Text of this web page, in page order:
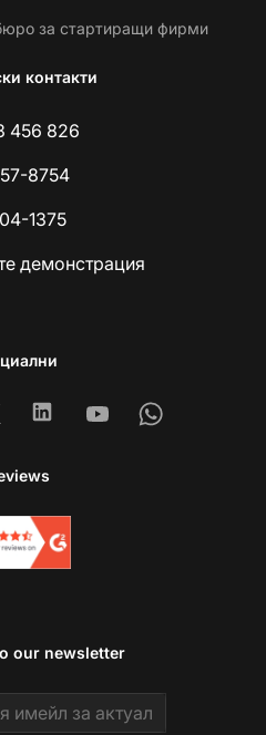
за стартиращи фирми
контакти
456 826
8754
1375
демонстрация
LinkedinYoutubeWhatsapp
our newsletter